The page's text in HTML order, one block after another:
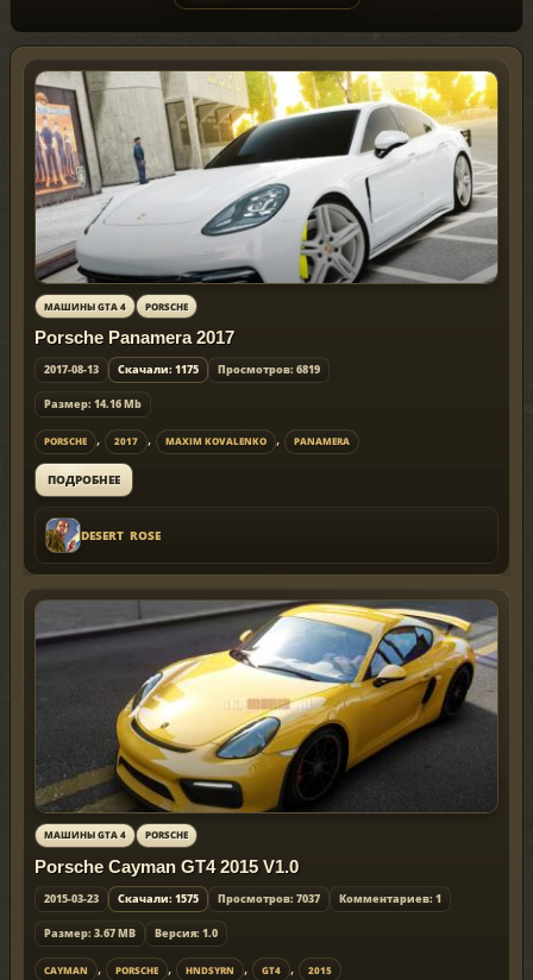
МАШИНЫ GTA 4 PORSCHE
Porsche Panamera 2017
2017-08-13 Скачали: 1175 Просмотров: 6819
Размер: 14.16 Mb
PORSCHE , 2017 , MAXIM KOVALENKO , PANAMERA
ПОДРОБНЕЕ
DESERT_ROSE
МАШИНЫ GTA 4 PORSCHE
Porsche Cayman GT4 2015 V1.0
2015-03-23 Скачали: 1575 Просмотров: 7037 Комментариев: 1
Размер: 3.67 MB Версия: 1.0
CAYMAN , PORSCHE , HNDSYRN , GT4 , 2015